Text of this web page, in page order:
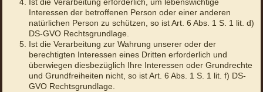
Ist die Verarbeitung erforderlich, um lebenswichtige
Interessen der betroffenen Person oder einer anderen
natürlichen Person zu schützen, so ist Art. 6 Abs. 1 S. 1 lit. d)
DS-GVO Rechtsgrundlage.
Ist die Verarbeitung zur Wahrung unserer oder der
berechtigten Interessen eines Dritten erforderlich und
überwiegen diesbezüglich Ihre Interessen oder Grundrechte
und Grundfreiheiten nicht, so ist Art. 6 Abs. 1 S. 1 lit. f) DS-
GVO Rechtsgrundlage.